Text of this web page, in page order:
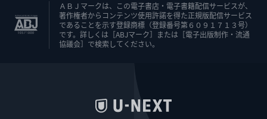
ＡＢＪマークは、この電子書店・電子書籍配信サービスが、
著作権者からコンテンツ使用許諾を得た正規版配信サービス
であることを示す登録商標（登録番号第６０９１７１３号）
です。詳しくは［ABJマーク］または［電子出版制作・流通
協議会］で検索してください。